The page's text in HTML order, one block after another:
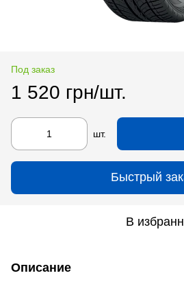
Под заказ
1 520 грн/шт.
шт.
Быстрый
В
Описание